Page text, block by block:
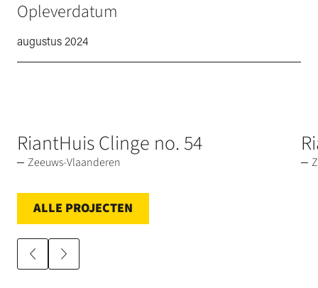
Opleverdatum
augustus 2024
RiantHuis Clinge no. 54
Zeeuws-Vlaanderen
ALLE PROJECTEN